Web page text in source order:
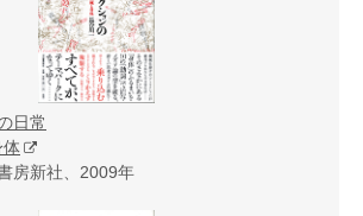
日常
房新社、2009年